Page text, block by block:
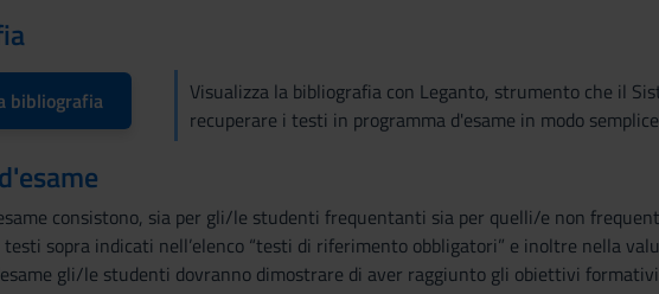
bibliografia
Visualizza la bibliografia con Leganto, strumento che il
recuperare i testi in programma d'esame in modo
consistono, sia per gli/le studenti frequentanti sia per quelli/e non
sopra indicati nell’elenco “testi di riferimento obbligatori” e inoltre nella
gli/le studenti dovranno dimostrare di aver raggiunto gli obiettivi